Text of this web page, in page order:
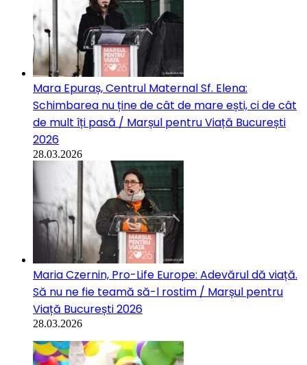
Mara Epuraș, Centrul Maternal Sf. Elena:
Schimbarea nu ține de cât de mare ești, ci de cât
de mult îți pasă / Marșul pentru Viață București
2026
28.03.2026
Maria Czernin, Pro-Life Europe: Adevărul dă viață.
Să nu ne fie teamă să-l rostim / Marșul pentru
Viață București 2026
28.03.2026